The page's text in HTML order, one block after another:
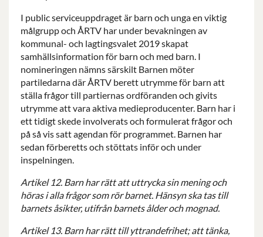
I public serviceuppdraget är barn och unga en viktig
målgrupp och ÅRTV har under bevakningen av
kommunal- och lagtingsvalet 2019 skapat
samhällsinformation för barn och med barn. I
nomineringen nämns särskilt Barnen möter
partiledarna där ÅRTV berett utrymme för barn att
ställa frågor till partiernas ordföranden och givits
utrymme att vara aktiva medieproducenter. Barn har i
ett tidigt skede involverats och formulerat frågor och
på så vis satt agendan för programmet. Barnen har
sedan förberetts och stöttats inför och under
inspelningen.
Artikel 12. Barn har rätt att uttrycka sin mening och
höras i alla frågor som rör barnet. Hänsyn ska tas till
barnets åsikter, utifrån barnets ålder och mognad.
Artikel 13. Barn har rätt till yttrandefrihet; att tänka,